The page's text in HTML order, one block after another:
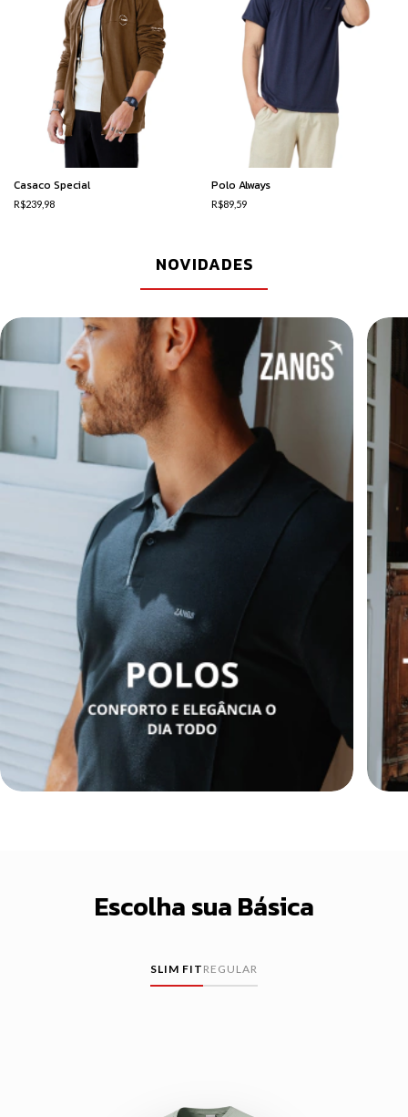
Casaco Special
R$239,98
Polo Always
R$89,59
NOVIDADES
Escolha sua Básica
SLIM FIT REGULAR